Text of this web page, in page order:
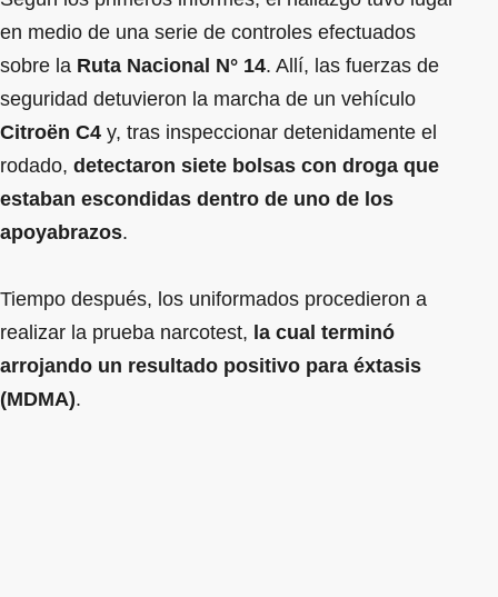
en medio de una serie de controles efectuados
sobre la Ruta Nacional N° 14. Allí, las fuerzas de
seguridad detuvieron la marcha de un vehículo
Citroën C4 y, tras inspeccionar detenidamente el
rodado, detectaron siete bolsas con droga que
estaban escondidas dentro de uno de los
apoyabrazos.
Tiempo después, los uniformados procedieron a
realizar la prueba narcotest, la cual terminó
arrojando un resultado positivo para éxtasis
(MDMA).